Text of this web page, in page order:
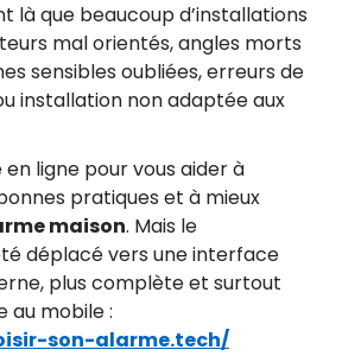
là que beaucoup d’installations
mal orientés, angles morts
sensibles oubliées, erreurs de
installation non adaptée aux
ligne pour vous aider à
pratiques et à mieux
maison. Mais le
déplacé vers une interface
plus complète et surtout
au mobile :
son-alarme.tech/